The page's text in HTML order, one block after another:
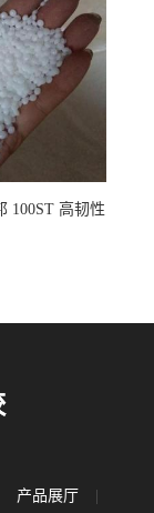
100ST 高韧性
产品展厅 |